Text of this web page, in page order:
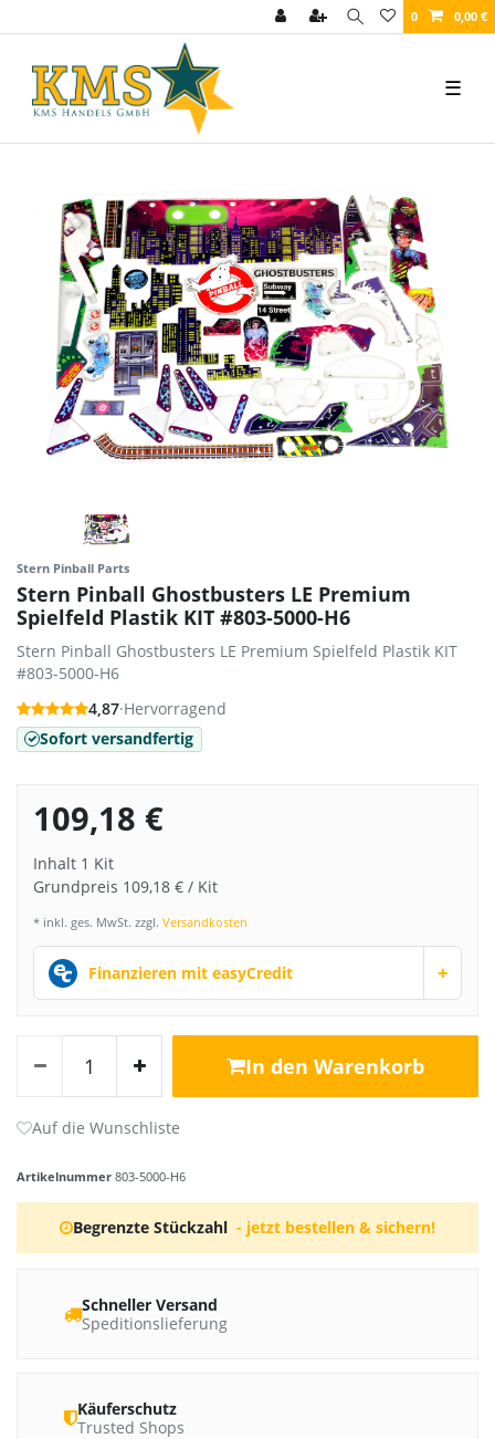
0 0,00 €
☰
Stern Pinball Parts
Stern Pinball Ghostbusters LE Premium
Spielfeld Plastik KIT #803-5000-H6
Stern Pinball Ghostbusters LE Premium Spielfeld Plastik KIT
#803-5000-H6
4,87·Hervorragend
Sofort versandfertig
109,18 €
Inhalt 1 Kit
Grundpreis 109,18 € / Kit
* inkl. ges. MwSt. zzgl. Versandkosten
Finanzieren mit easyCredit +
In den Warenkorb
Artikelnummer 803-5000-H6
Begrenzte Stückzahl - jetzt bestellen & sichern!
Schneller Versand
Speditionslieferung
Käuferschutz
Trusted Shops